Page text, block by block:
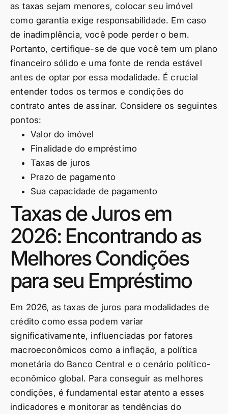
as taxas sejam menores, colocar seu imóvel
como garantia exige responsabilidade. Em caso
de inadimplência, você pode perder o bem.
Portanto, certifique-se de que você tem um plano
financeiro sólido e uma fonte de renda estável
antes de optar por essa modalidade. É crucial
entender todos os termos e condições do
contrato antes de assinar. Considere os seguintes
pontos:
Valor do imóvel
Finalidade do empréstimo
Taxas de juros
Prazo de pagamento
Sua capacidade de pagamento
Taxas de Juros em
2026: Encontrando as
Melhores Condições
para seu Empréstimo
Em 2026, as taxas de juros para modalidades de
crédito como essa podem variar
significativamente, influenciadas por fatores
macroeconômicos como a inflação, a política
monetária do Banco Central e o cenário político-
econômico global. Para conseguir as melhores
condições, é fundamental estar atento a esses
indicadores e monitorar as tendências do